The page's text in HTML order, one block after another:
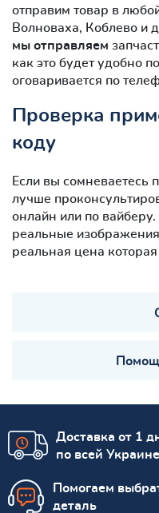
отправим товар в
Волноваха, Коблево и
мы отправляем
как это будет удобно
оговаривается по
Проверка
коду
Если вы сомневаетесь
лучше
онлайн или по
реальные изображения
реальная цена
Доставка от 1
по всей Украине
Помогаем
деталь